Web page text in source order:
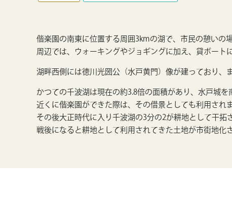
偕楽園の南東に位置する周囲3kmの湖で、市民の憩いの
周辺では、ウォーキングやジョギングに加え、貸ボート
湖畔西側には徳川光圀公（水戸黄門）像が建っており、
かつての千波湖は現在の約3.8倍の面積があり、水戸城
近くに偕楽園ができた際は、その借景としても利用されま
その後大正時代に入り千波湖の3分の2が耕地として干拓
戦後になると耕地として利用されてきた土地が市街地化